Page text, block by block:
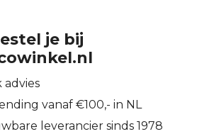
je bij
advies
vanaf €100,- in NL
leverancier sinds 1978